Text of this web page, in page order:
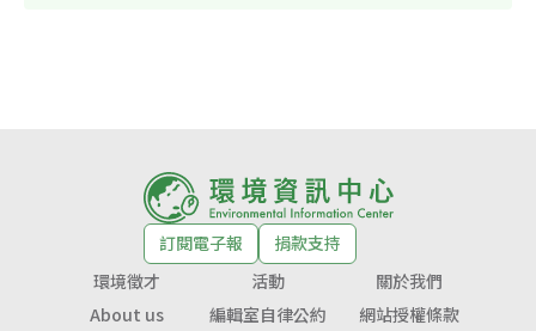
訂閱電子報
捐款支持
環境徵才
活動
關於我們
About us
編輯室自律公約 網站授權條款